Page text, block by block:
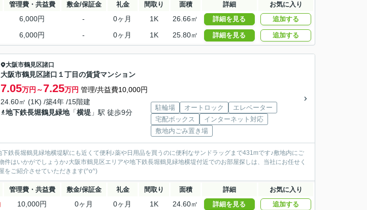
管理費・共益費 敷金/保証金 礼金 間取り 面積 詳細 お気に入り
6,000円 - 0ヶ月 1K 26.66㎡ 詳細を見る 追加する
6,000円 - 0ヶ月 1K 25.80㎡ 詳細を見る 追加する
大阪市鶴見区諸口
大阪市鶴見区諸口１丁目の賃貸マンション
7.05万円～7.25万円 管理/共益費10,000円
24.60㎡ (1K) /築4年 /15階建
地下鉄長堀鶴見緑地「横堤 」駅 徒歩9分
駐輪場 オートロック
エレベーター
宅配ボックス
インターネット対応
敷地内ごみ置き場
鉄長堀鶴見緑地横堤駅にも近くて便利♪薬や日用品を買うのに便利なサンドラッグまで431mです♪敷地内にご
件はいかがでしょうか♪大阪市鶴見区エリアや地下鉄長堀鶴見緑地横堤付近でのお部屋探しは、当社にお任せく
をご紹介させていただきます(^o^)
管理費・共益費 敷金/保証金 礼金 間取り 面積 詳細 お気に入り
10,000円 0ヶ月 0ヶ月 1K 24.60㎡ 詳細を見る 追加する